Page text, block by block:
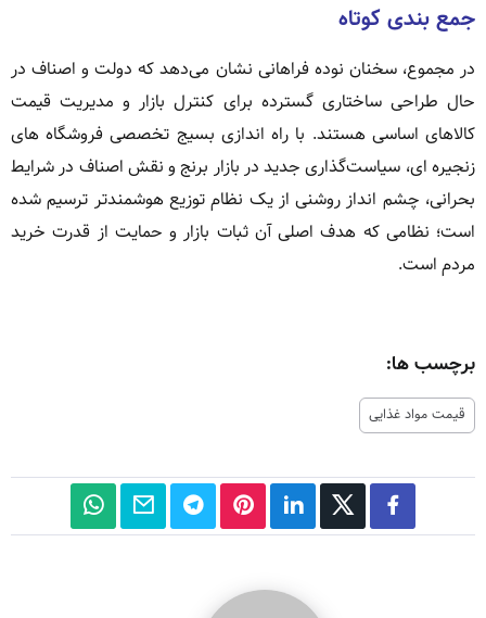
جمع بندی کوتاه
در مجموع، سخنان نوده فراهانی نشان می‌دهد که دولت و اصناف در
حال طراحی ساختاری گسترده برای کنترل بازار و مدیریت قیمت
کالاهای اساسی هستند. با راه اندازی بسیج تخصصی فروشگاه های
زنجیره ای، سیاست‌گذاری جدید در بازار برنج و نقش اصناف در شرایط
بحرانی، چشم انداز روشنی از یک نظام توزیع هوشمندتر ترسیم شده
است؛ نظامی که هدف اصلی آن ثبات بازار و حمایت از قدرت خرید
مردم است.
برچسب ها:
قیمت مواد غذایی